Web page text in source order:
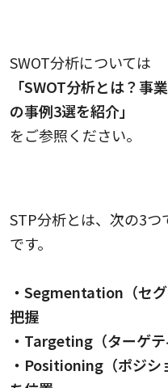
SWOT分析については
「SWOT分析とは？事
の事例3選を紹介」
をご参照ください。
STP分析とは、次の3
です。
・Segmentation（セ
把握
・Targeting（ターゲ
・Positioning（ポジシ